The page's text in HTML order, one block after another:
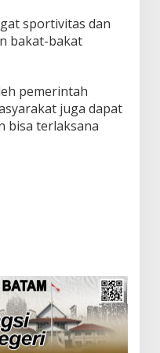
sportivitas dan
bakat-bakat
pemerintah
juga dapat
bisa terlaksana